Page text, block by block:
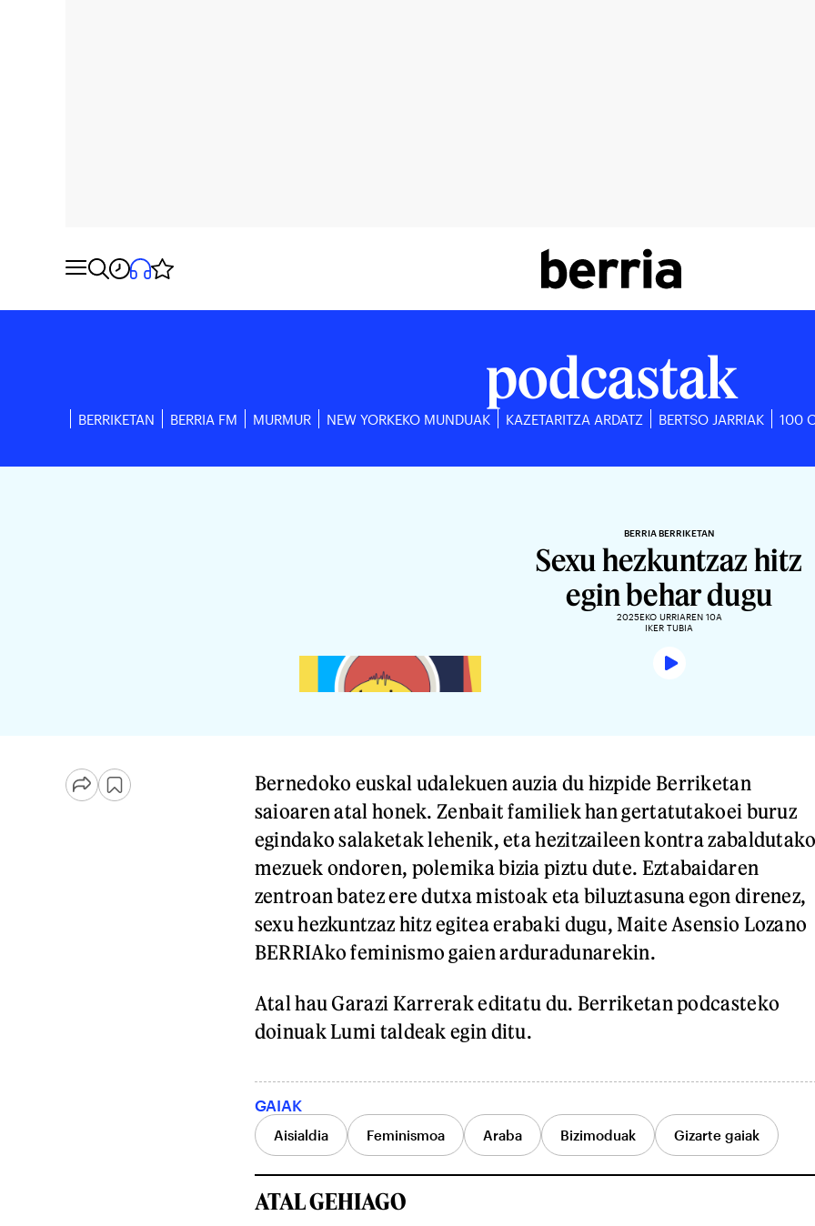
podcastak
BERRIKETAN BERRIA FM MURMUR NEW YORKEKO MUNDUAK KAZETARITZA ARDATZ BERTSO JARRIAK 100
BERRIA BERRIKETAN
Sexu hezkuntzaz hitz
egin behar dugu
2025EKO URRIAREN 10A
IKER TUBIA
Bernedoko euskal udalekuen auzia du hizpide Berriketan
saioaren atal honek. Zenbait familiek han gertatutakoei buruz
egindako salaketak lehenik, eta hezitzaileen kontra
mezuek ondoren, polemika bizia piztu dute. Eztabaidaren
zentroan batez ere dutxa mistoak eta biluztasuna egon direnez,
sexu hezkuntzaz hitz egitea erabaki dugu, Maite Asensio Lozano
BERRIAko feminismo gaien arduradunarekin.
Atal hau Garazi Karrerak editatu du. Berriketan podcasteko
doinuak Lumi taldeak egin ditu.
GAIAK
Aisialdia Feminismoa Araba Bizimoduak Gizarte gaiak
ATAL GEHIAGO